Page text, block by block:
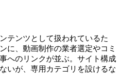
テンツとして扱われているた
に、動画制作の業者選定やコミ
へのリンクが並ぶ。サイト構成
いが、専用カテゴリを設けるな